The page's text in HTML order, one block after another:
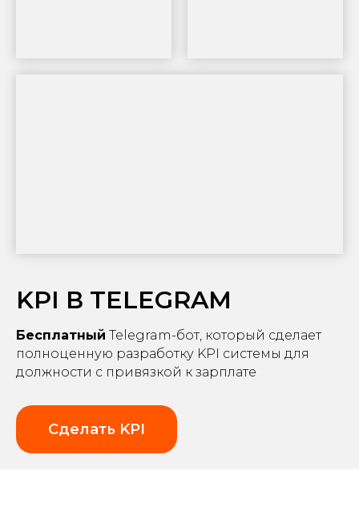
KPI В TELEGRAM
Бесплатный Telegram-бот, который сделает
полноценную разработку KPI системы для
должности с привязкой к зарплате
Сделать KPI